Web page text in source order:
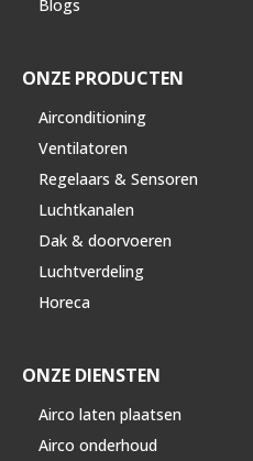
Blogs
ONZE PRODUCTEN
Airconditioning
Ventilatoren
Regelaars & Sensoren
Luchtkanalen
Dak & doorvoeren
Luchtverdeling
Horeca
ONZE DIENSTEN
Airco laten plaatsen
Airco onderhoud